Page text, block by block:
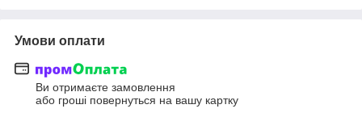
Умови оплати
Ви отримаєте замовлення
або гроші повернуться на вашу картку